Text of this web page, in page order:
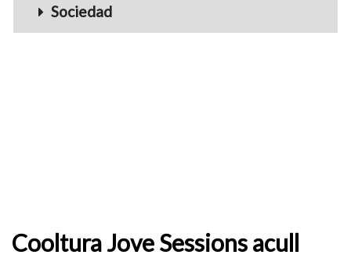
Sociedad
Cooltura Jove Sessions acull